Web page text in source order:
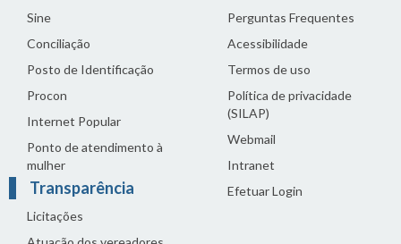
Sine
Conciliação
Posto de Identificação
Procon
Internet Popular
Ponto de atendimento à
mulher
Transparência
Licitações
Perguntas Frequentes
Acessibilidade
Termos de uso
Política de privacidade
(SILAP)
Webmail
Intranet
Efetuar Login